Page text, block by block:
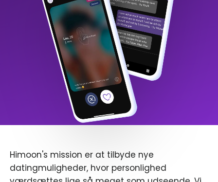
Himoon's mission er at tilbyde nye
datingmuligheder, hvor personlighed